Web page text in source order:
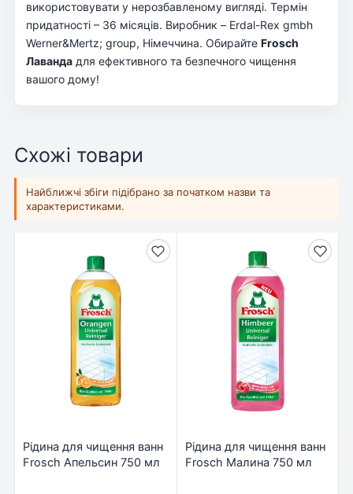
використовувати у нерозбавленому вигляді. Термін
придатності – 36 місяців. Виробник – Erdal-Rex gmbh
Werner&Mertz; group, Німеччина. Обирайте Frosch
Лаванда для ефективного та безпечного чищення
вашого дому!
Схожі товари
Найближчі збіги підібрано за початком назви та
характеристиками.
Рідина для чищення ванн
Frosch Апельсин 750 мл
Рідина для чищення ванн
Frosch Малина 750 мл